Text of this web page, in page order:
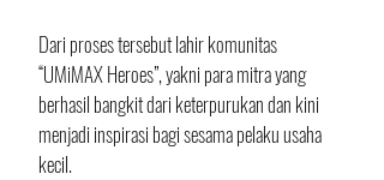
Dari proses tersebut lahir komunitas
“UMiMAX Heroes”, yakni para mitra yang
berhasil bangkit dari keterpurukan dan kini
menjadi inspirasi bagi sesama pelaku usaha
kecil.